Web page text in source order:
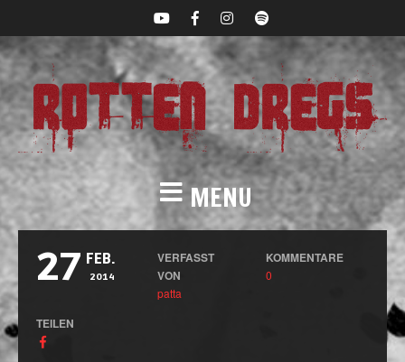
MENU
27 FEB.
2014
VERFASST
VON
patta
KOMMENTARE
0
TEILEN